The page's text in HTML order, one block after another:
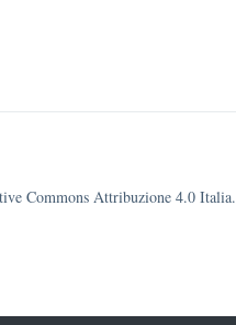
Commons Attribuzione 4.0 Italia.